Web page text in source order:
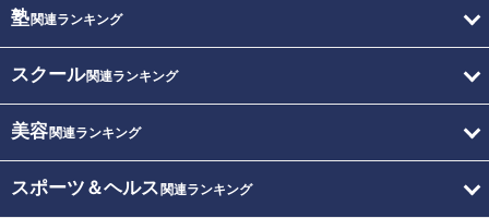
塾関連ランキング
スクール関連ランキング
美容関連ランキング
スポーツ＆ヘルス 関連ランキング